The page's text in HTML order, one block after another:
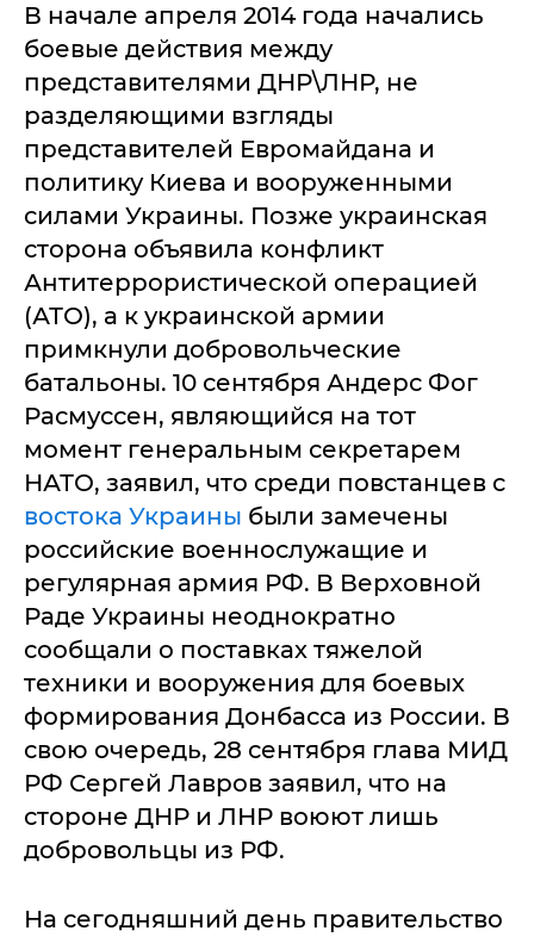
В начале апреля 2014 года начались
боевые действия между
представителями ДНР\ЛНР, не
разделяющими взгляды
представителей Евромайдана и
политику Киева и вооруженными
силами Украины. Позже украинская
сторона объявила конфликт
Антитеррористической операцией
(АТО), а к украинской армии
примкнули добровольческие
батальоны. 10 сентября Андерс Фог
Расмуссен, являющийся на тот
момент генеральным секретарем
НАТО, заявил, что среди повстанцев с
востока Украины были замечены
российские военнослужащие и
регулярная армия РФ. В Верховной
Раде Украины неоднократно
сообщали о поставках тяжелой
техники и вооружения для боевых
формирования Донбасса из России. В
свою очередь, 28 сентября глава МИД
РФ Сергей Лавров заявил, что на
стороне ДНР и ЛНР воюют лишь
добровольцы из РФ.
На сегодняшний день правительство